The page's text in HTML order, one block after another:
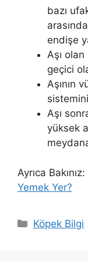
bazı
endişe
Aşı
geçici
Aşının
Aşı
yüksek
Ayrıca Bakınız:
Yemek Yer?
Kategoriler
Köpek Bilgi